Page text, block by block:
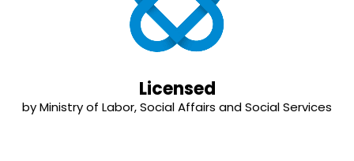
Licensed
by Ministry of Labor, Social Affairs and Social Services